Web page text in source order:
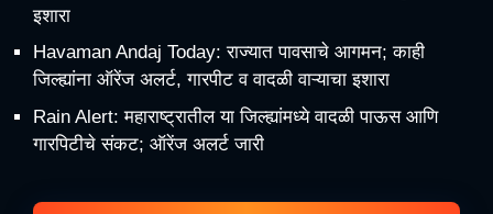
इशारा
Havaman Andaj Today: राज्यात पावसाचे आगमन; काही
जिल्ह्यांना ऑरेंज अलर्ट, गारपीट व वादळी वाऱ्याचा इशारा
Rain Alert: महाराष्ट्रातील या जिल्ह्यांमध्ये वादळी पाऊस आणि
गारपिटीचे संकट; ऑरेंज अलर्ट जारी